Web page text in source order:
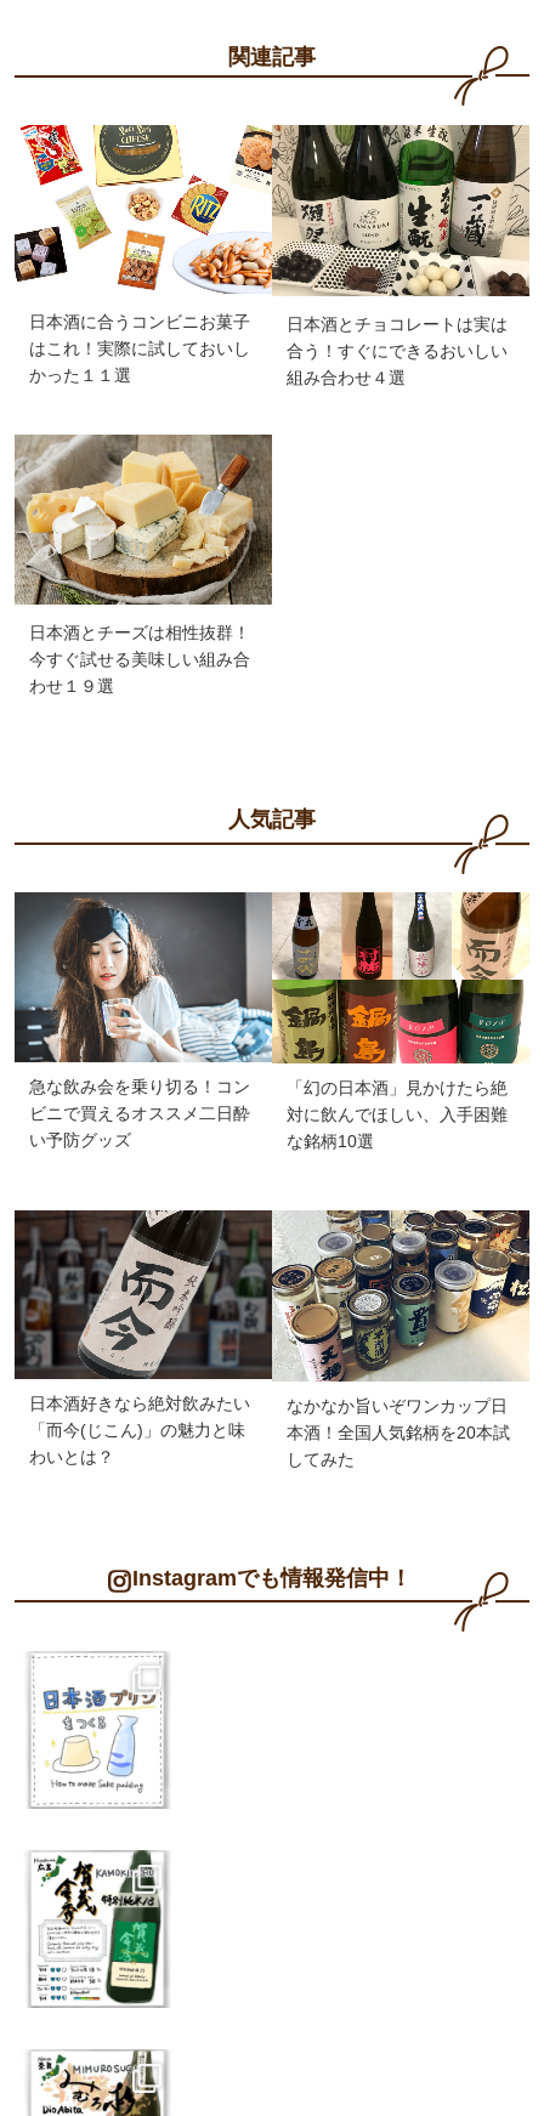
関連記事
日本酒に合うコンビニお菓子
はこれ！実際に試しておいし
かった１１選
日本酒とチョコレートは実は
合う！すぐにできるおいしい
組み合わせ４選
日本酒とチーズは相性抜群！
今すぐ試せる美味しい組み合
わせ１９選
人気記事
急な飲み会を乗り切る！コン
ビニで買えるオススメ二日酔
い予防グッズ
「幻の日本酒」見かけたら絶
対に飲んでほしい、入手困難
な銘柄10選
日本酒好きなら絶対飲みたい
「而今(じこん)」の魅力と味
わいとは？
なかなか旨いぞワンカップ日
本酒！全国人気銘柄を20本試
してみた
Instagramでも情報発信中！